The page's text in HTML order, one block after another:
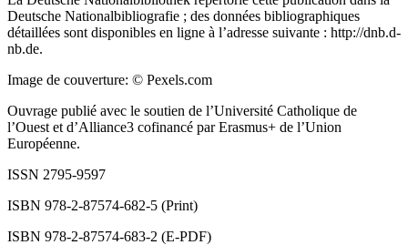
Deutsche Nationalbibliografie ; des données bibliographiques
détaillées sont disponibles en ligne à l’adresse suivante : http://dnb.d-
nb.de.
Image de couverture: © Pexels.com
Ouvrage publié avec le soutien de l’Université Catholique de
l’Ouest et d’Alliance3 cofinancé par Erasmus+ de l’Union
Européenne.
ISSN 2795-9597
ISBN 978-2-87574-682-5 (Print)
ISBN 978-2-87574-683-2 (E-PDF)